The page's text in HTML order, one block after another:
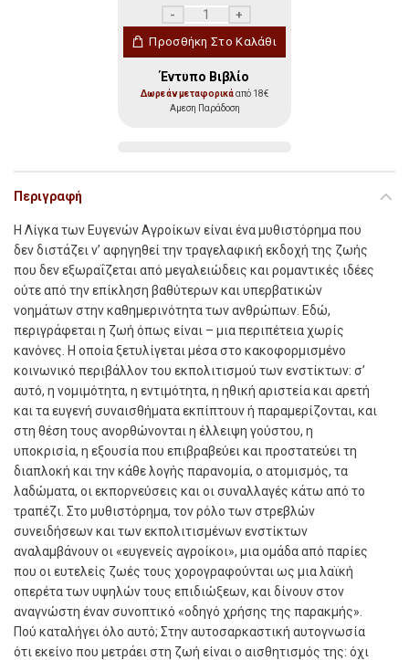
Προσθήκη Στο Καλάθι
Έντυπο Βιβλίο
Δωρεάν μεταφορικάαπό 18€
Αμεση Παράδοση
Περιγραφή
Η Λίγκα των Ευγενών Αγροίκων είναι ένα µυθιστόρηµα που
δεν διστάζει ν’ αφηγηθεί την τραγελαφική εκδοχή της ζωής
που δεν εξωραΐζεται από µεγαλειώδεις και ροµαντικές ιδέες
ούτε από την επίκληση βαθύτερων και υπερβατικών
νοηµάτων στην καθηµερινότητα των ανθρώπων. Εδώ,
περιγράφεται η ζωή όπως είναι – µια περιπέτεια χωρίς
κανόνες. Η οποία ξετυλίγεται µέσα στο κακοφορµισµένο
κοινωνικό περιβάλλον του εκπολιτισµού των ενστίκτων: σ’
αυτό, η νοµιµότητα, η εντιµότητα, η ηθική αριστεία και αρετή
και τα ευγενή συναισθήµατα εκπίπτουν ή παραµερίζονται, και
στη θέση τους ανορθώνονται η έλλειψη γούστου, η
υποκρισία, η εξουσία που επιβραβεύει και προστατεύει τη
διαπλοκή και την κάθε λογής παρανοµία, ο ατοµισµός, τα
λαδώµατα, οι εκπορνεύσεις και οι συναλλαγές κάτω από το
τραπέζι. Στο µυθιστόρηµα, τον ρόλο των στρεβλών
συνειδήσεων και των εκπολιτισµένων ενστίκτων
αναλαµβάνουν οι «ευγενείς αγροίκοι», µια οµάδα από παρίες
που οι ευτελείς ζωές τους χορογραφούνται ως µια λαϊκή
οπερέτα των υψηλών τους επιδιώξεων, και δίνουν στον
αναγνώστη έναν συνοπτικό «οδηγό χρήσης της παρακµής».
Πού καταλήγει όλο αυτό; Στην αυτοσαρκαστική αυτογνωσία
ότι εκείνο που µετράει στη ζωή είναι ο αισθητισµός της: όχι